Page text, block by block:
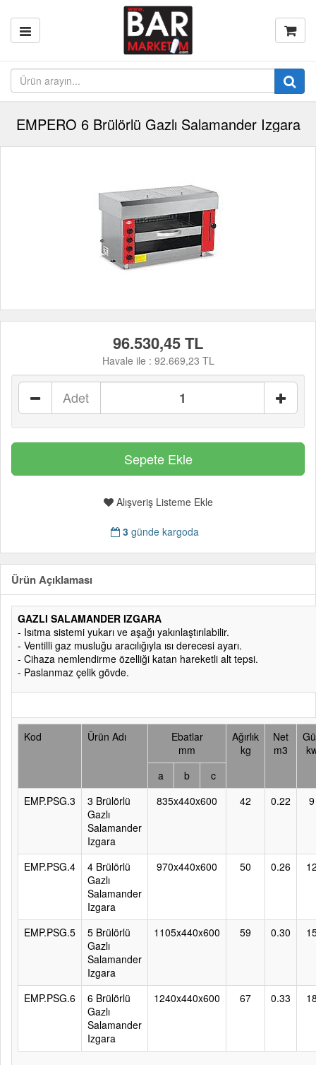
EMPERO 6 Brülörlü Gazlı Salamander Izgara
96.530,45 TL
Havale ile : 92.669,23 TL
Adet
Alışveriş Listeme Ekle
3günde kargoda
Ürün Açıklaması
GAZLI SALAMANDER IZGARA
- Isıtma sistemi yukarı ve aşağı yakınlaştırılabilir.
- Ventilli gaz musluğu aracılığıyla ısı derecesi ayarı.
- Cihaza nemlendirme özelliği katan hareketli alt tepsi.
- Paslanmaz çelik gövde.
Kod Ürün Adı
Ebatlar
mm
Ağırlık
kg
Net
m3
a
b
c
EMP.PSG.3
3 Brülörlü
Gazlı
Salamander
Izgara
835x440x600 42 0.22 9
EMP.PSG.4
4 Brülörlü
Gazlı
Salamander
Izgara
970x440x600 50 0.26
EMP.PSG.5
5 Brülörlü
Gazlı
Salamander
Izgara
1105x440x600 59 0.30
EMP.PSG.6
6 Brülörlü
Gazlı
Salamander
Izgara
1240x440x600 67 0.33